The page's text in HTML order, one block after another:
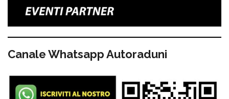
Canale Whatsapp Autoraduni